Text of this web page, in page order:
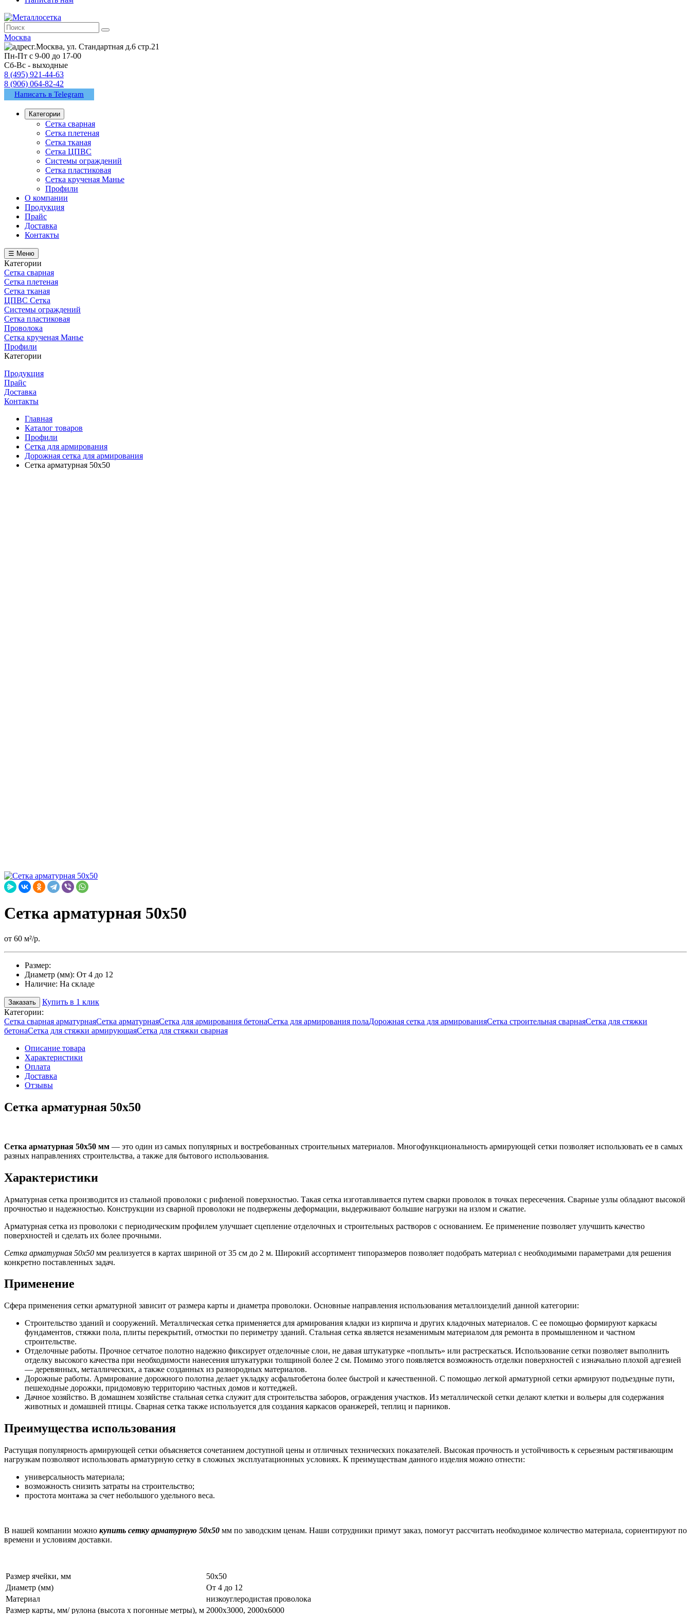
Москва
г.Москва, ул. Стандартная д.6 стр.21
Пн-Пт с 9-00 до 17-00
Сб-Вс - выходные
8 (495) 921-44-63
8 (906) 064-82-42
Написать в Telegram
Категории
Сетка сварная
Сетка плетеная
Сетка тканая
Сетка ЦПВС
Системы ограждений
Сетка пластиковая
Сетка крученая Манье
Профили
О компании
Продукция
Прайс
Доставка
Контакты
☰ Меню
Категории
Сетка сварная
Сетка плетеная
Сетка тканая
ЦПВС Сетка
Системы ограждений
Сетка пластиковая
Проволока
Сетка крученая Манье
Профили
Категории
Продукция
Прайс
Доставка
Контакты
Главная
Каталог товаров
Профили
Сетка для армирования
Дорожная сетка для армирования
Сетка арматурная 50х50
Сетка арматурная 50х50
от 60 м²/р.
Размер:
Диаметр (мм): От 4 до 12
Наличие: На складе
Заказать
Купить в 1 клик
Категории:
Сетка сварная арматурнаяСетка арматурнаяСетка для армирования бетонаСетка для армирования полаДорожная сетка для армированияСетка строительная сварнаяСетка для стяжки
бетонаСетка для стяжки армирующаяСетка для стяжки сварная
Описание товара
Характеристики
Оплата
Доставка
Отзывы
Сетка арматурная 50х50
Сетка арматурная 50х50 мм — это один из самых популярных и востребованных строительных материалов. Многофункциональность армирующей сетки позволяет использовать ее в самых
разных направлениях строительства, а также для бытового использования.
Характеристики
Арматурная сетка производится из стальной проволоки с рифленой поверхностью. Такая сетка изготавливается путем сварки проволок в точках пересечения. Сварные узлы обладают высокой
прочностью и надежностью. Конструкции из сварной проволоки не подвержены деформации, выдерживают большие нагрузки на излом и сжатие.
Арматурная сетка из проволоки с периодическим профилем улучшает сцепление отделочных и строительных растворов с основанием. Ее применение позволяет улучшить качество
поверхностей и сделать их более прочными.
Сетка арматурная 50х50 мм реализуется в картах шириной от 35 см до 2 м. Широкий ассортимент типоразмеров позволяет подобрать материал с необходимыми параметрами для решения
конкретно поставленных задач.
Применение
Сфера применения сетки арматурной зависит от размера карты и диаметра проволоки. Основные направления использования металлоизделий данной категории:
Строительство зданий и сооружений. Металлическая сетка применяется для армирования кладки из кирпича и других кладочных материалов. С ее помощью формируют каркасы
фундаментов, стяжки пола, плиты перекрытий, отмостки по периметру зданий. Стальная сетка является незаменимым материалом для ремонта в промышленном и частном
строительстве.
Отделочные работы. Прочное сетчатое полотно надежно фиксирует отделочные слои, не давая штукатурке «поплыть» или растрескаться. Использование сетки позволяет выполнить
отделку высокого качества при необходимости нанесения штукатурки толщиной более 2 см. Помимо этого появляется возможность отделки поверхностей с изначально плохой адгезией
— деревянных, металлических, а также созданных из разнородных материалов.
Дорожные работы. Армирование дорожного полотна делает укладку асфальтобетона более быстрой и качественной. С помощью легкой арматурной сетки армируют подъездные пути,
пешеходные дорожки, придомовую территорию частных домов и коттеджей.
Дачное хозяйство. В домашнем хозяйстве стальная сетка служит для строительства заборов, ограждения участков. Из металлической сетки делают клетки и вольеры для содержания
животных и домашней птицы. Сварная сетка также используется для создания каркасов оранжерей, теплиц и парников.
Преимущества использования
Растущая популярность армирующей сетки объясняется сочетанием доступной цены и отличных технических показателей. Высокая прочность и устойчивость к серьезным растягивающим
нагрузкам позволяют использовать арматурную сетку в сложных эксплуатационных условиях. К преимуществам данного изделия можно отнести:
универсальность материала;
возможность снизить затраты на строительство;
простота монтажа за счет небольшого удельного веса.
В нашей компании можно купить сетку арматурную 50х50 мм по заводским ценам. Наши сотрудники примут заказ, помогут рассчитать необходимое количество материала, сориентируют по
времени и условиям доставки.
Размер ячейки, мм
50х50
Диаметр (мм)
От 4 до 12
Материал
низкоуглеродистая проволока
Размер карты, мм/ рулона (высота х погонные метры), м 2000х3000, 2000х6000